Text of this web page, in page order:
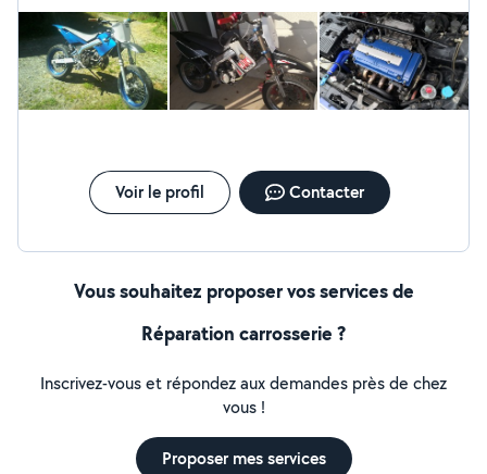
Voir le profil Contacter
Vous souhaitez proposer vos services de
Réparation carrosserie ?
Inscrivez-vous et répondez aux demandes près de chez
vous !
Proposer mes services